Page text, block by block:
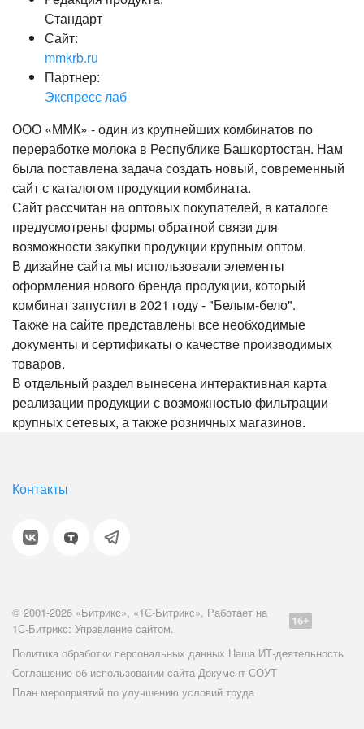
Стандарт
Сайт:
mmkrb.ru
Партнер:
Экспресс лаб
ООО «ММК» - один из крупнейших комбинатов по
переработке молока в Республике Башкортостан. Нам
была поставлена задача создать новый, современный
сайт с каталогом продукции комбината.
Сайт рассчитан на оптовых покупателей, в каталоге
предусмотрены формы обратной связи для
возможности закупки продукции крупным оптом.
В дизайне сайта мы использовали элементы
оформления нового бренда продукции, который
комбинат запустил в 2021 году - "Белым-бело".
Также на сайте представлены все необходимые
документы и сертификаты о качестве производимых
товаров.
В отдельный раздел вынесена интерактивная карта
реализации продукции с возможностью фильтрации
крупных сетевых, а также розничных магазинов.
Контакты
© 2001-2026 «Битрикс», «1С-Битрикс». Работает на
1С-Битрикс: Управление сайтом.
Политика обработки персональных данных Наша ИТ-деятельность
Соглашение об использовании сайта Документ СОУТ
План мероприятий по улучшению условий труда